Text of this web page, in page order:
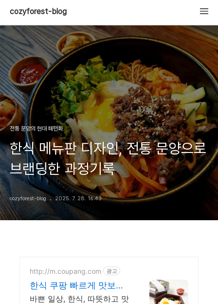
cozyforest-blog
전통 문양의 현대 패턴화
한식 메뉴판 디자인, 전통 문양으로
브랜딩한 과정기록
cozyforest-blog 2025. 7. 28. 16:43
http://m.coupang.com 광고
한식 쿠팡 빠르게 맛보는
따뜻한 국물
바쁜 일상, 한식, 따뜻하고 맛